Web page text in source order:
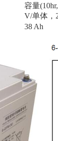
容量
V/单体
38 Ah